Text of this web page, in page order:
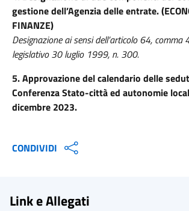
gestione dell’Agenzia delle entrate.
FINANZE)
Designazione ai sensi dell’articolo 64, comma
legislativo 30 luglio 1999, n. 300.
5. Approvazione del calendario delle
Conferenza Stato-città ed autonomie
dicembre 2023.
CONDIVIDI
Link e Allegati